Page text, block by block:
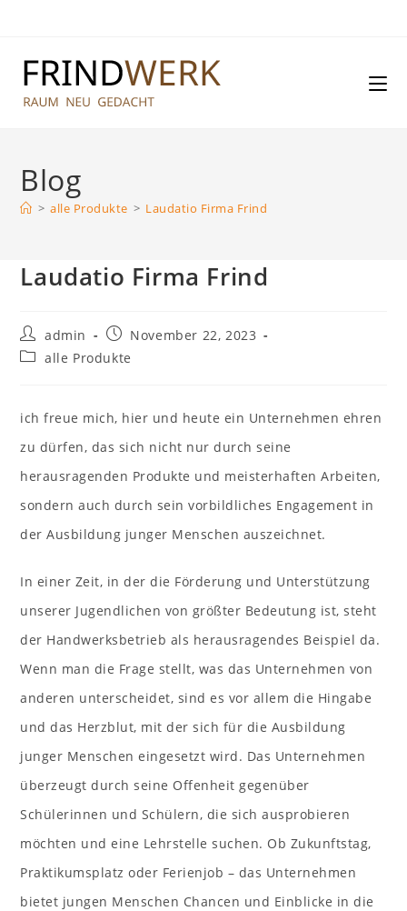
springen
Blog
> alle Produkte > Laudatio Firma Frind
Laudatio Firma Frind
Beitrags-
Autor:
admin
Beitrag
veröffentlicht:
November 22, 2023
Beitrags-
alle Produkte
ich freue mich, hier und heute ein Unternehmen ehren
zu dürfen, das sich nicht nur durch seine
herausragenden Produkte und meisterhaften Arbeiten,
sondern auch durch sein vorbildliches Engagement in
der Ausbildung junger Menschen auszeichnet.
In einer Zeit, in der die Förderung und Unterstützung
unserer Jugendlichen von größter Bedeutung ist, steht
der Handwerksbetrieb als herausragendes Beispiel da.
Wenn man die Frage stellt, was das Unternehmen von
anderen unterscheidet, sind es vor allem die Hingabe
und das Herzblut, mit der sich für die Ausbildung
junger Menschen eingesetzt wird. Das Unternehmen
überzeugt durch seine Offenheit gegenüber
Schülerinnen und Schülern, die sich ausprobieren
möchten und eine Lehrstelle suchen. Ob Zukunftstag,
Praktikumsplatz oder Ferienjob – das Unternehmen
bietet jungen Menschen Chancen und Einblicke in die